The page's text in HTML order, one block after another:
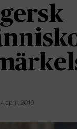
april, 2019